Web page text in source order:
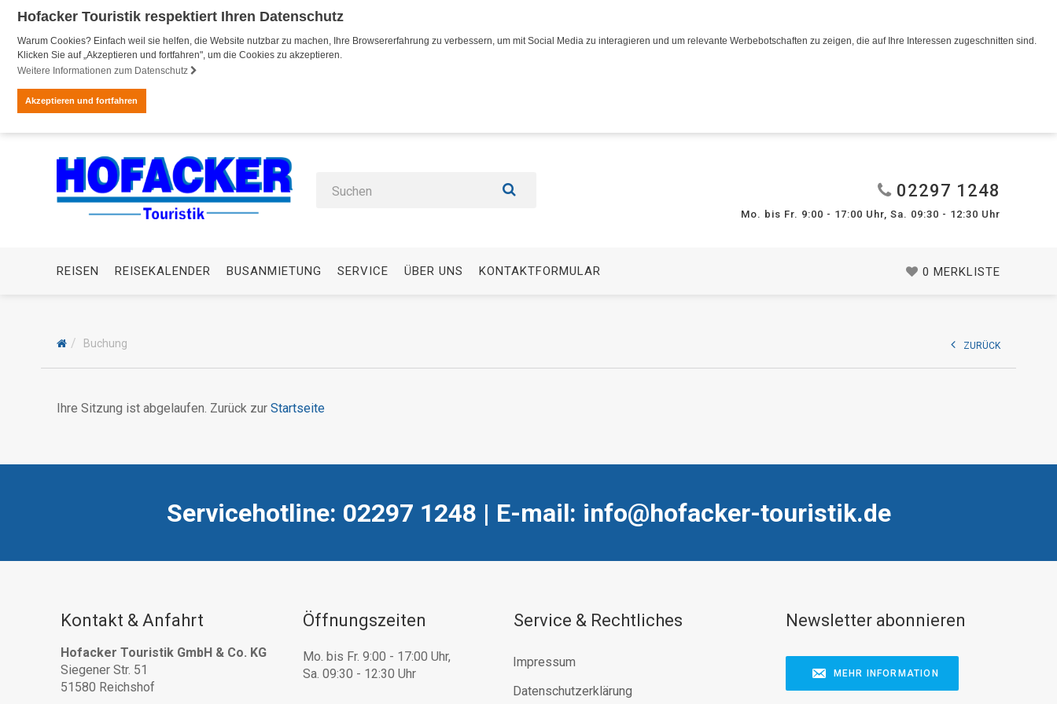
Hofacker Touristik respektiert Ihren Datenschutz
Warum Cookies? Einfach weil sie helfen, die Website nutzbar zu machen, Ihre Browsererfahrung zu verbessern, um mit Social Media zu interagieren und um relevante Werbebotschaften zu zeigen, die auf Ihre Interessen zugeschnitten sind.
Klicken Sie auf „Akzeptieren und fortfahren", um die Cookies zu akzeptieren.
Weitere Informationen zum Datenschutz
Akzeptieren und fortfahren
0 MERKLISTE
02297 1248
Mo. bis Fr. 9:00 - 17:00 Uhr, Sa. 09:30 - 12:30 Uhr
REISEN REISEKALENDER BUSANMIETUNG SERVICE ÜBER UNS KONTAKTFORMULAR
Buchung ZURÜCK
Ihre Sitzung ist abgelaufen. Zurück zur Startseite
Servicehotline: 02297 1248 | E-mail: info@hofacker-touristik.de
Kontakt & Anfahrt
Hofacker Touristik GmbH & Co. KG
Siegener Str. 51
51580 Reichshof
Öffnungszeiten
Mo. bis Fr. 9:00 - 17:00 Uhr,
Sa. 09:30 - 12:30 Uhr
Service & Rechtliches
Impressum
Datenschutzerklärung
Newsletter abonnieren
MEHR INFORMATION